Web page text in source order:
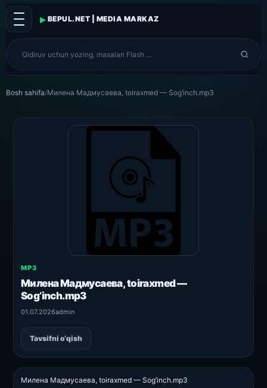
▸ BEPUL.NET | MEDIA MARKAZ
Bosh sahifa/Милена Мадмусаева, toiraxmed — Sog’inch.mp3
MP3
Милена Мадмусаева, toiraxmed —
Sog’inch.mp3
01.07.2026admin
Tavsifni o‘qish
Милена Мадмусаева, toiraxmed — Sog’inch.mp3